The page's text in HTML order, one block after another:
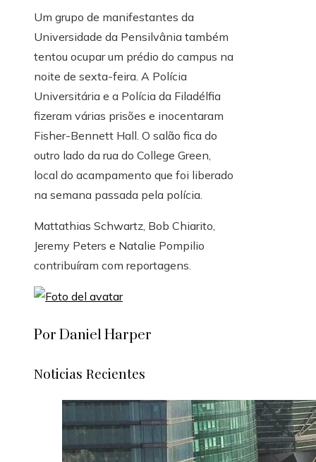
Um grupo de manifestantes da
Universidade da Pensilvânia também
tentou ocupar um prédio do campus na
noite de sexta-feira. A Polícia
Universitária e a Polícia da Filadélfia
fizeram várias prisões e inocentaram
Fisher-Bennett Hall. O salão fica do
outro lado da rua do College Green,
local do acampamento que foi liberado
na semana passada pela polícia.
Mattathias Schwartz, Bob Chiarito,
Jeremy Peters e Natalie Pompilio
contribuíram com reportagens.
Por Daniel Harper
Noticias Recientes